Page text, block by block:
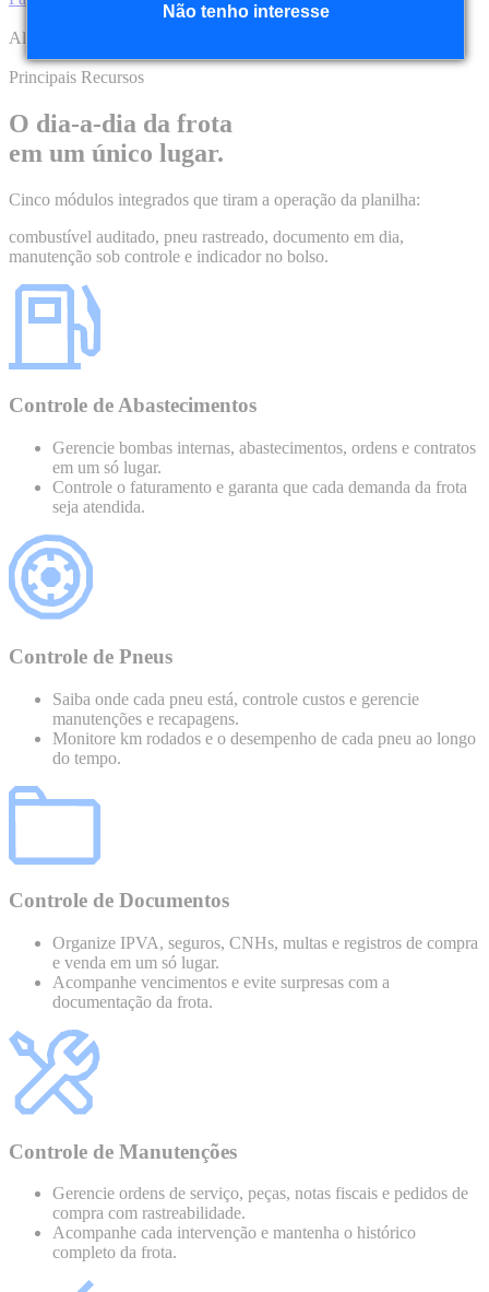
Não tenho interesse
Algumas empresas que usam o Frota Certa
Principais Recursos
O dia-a-dia da frota
em um único lugar.
Cinco módulos integrados que tiram a operação da planilha:
combustível auditado, pneu rastreado, documento em dia,
manutenção sob controle e indicador no bolso.
Controle de Abastecimentos
Gerencie bombas internas, abastecimentos, ordens e contratos
em um só lugar.
Controle o faturamento e garanta que cada demanda da frota
seja atendida.
Controle de Pneus
Saiba onde cada pneu está, controle custos e gerencie
manutenções e recapagens.
Monitore km rodados e o desempenho de cada pneu ao longo
do tempo.
Controle de Documentos
Organize IPVA, seguros, CNHs, multas e registros de compra
e venda em um só lugar.
Acompanhe vencimentos e evite surpresas com a
documentação da frota.
Controle de Manutenções
Gerencie ordens de serviço, peças, notas fiscais e pedidos de
compra com rastreabilidade.
Acompanhe cada intervenção e mantenha o histórico
completo da frota.